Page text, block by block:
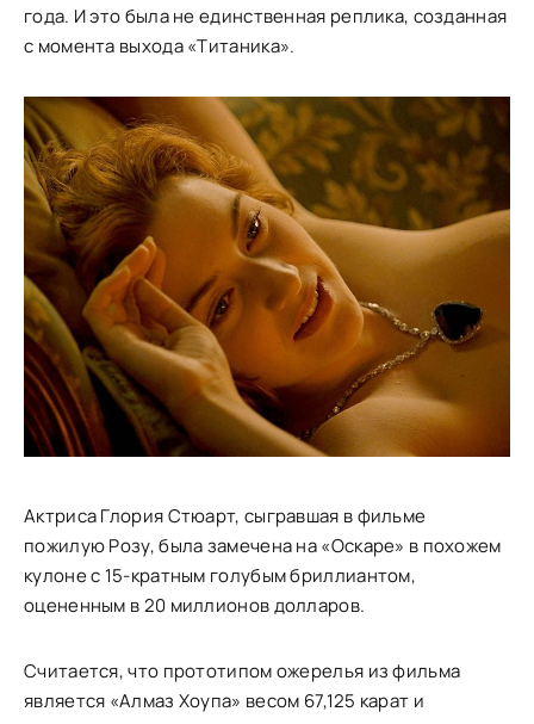
года. И это была не единственная реплика, созданная
с момента выхода «Титаника».
Актриса Глория Стюарт, сыгравшая в фильме
пожилую Розу, была замечена на «Оскаре» в похожем
кулоне с 15-кратным голубым бриллиантом,
оцененным в 20 миллионов долларов.
Считается, что прототипом ожерелья из фильма
является «Алмаз Хоупа» весом 67,125 карат и